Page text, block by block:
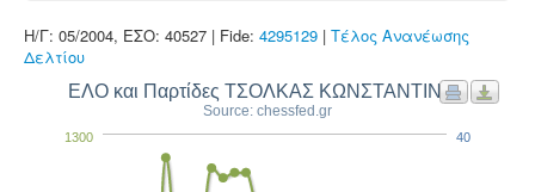
Η/Γ: 05/2004, ΕΣΟ: 40527 | Fide: 4295129 | Τέλος Ανανέωσης
Δελτίου
ΕΛΟ και Παρτίδες ΤΣΟΛΚΑΣ ΚΩΝΣΤΑΝΤΙΝΟΣ
Source: chessfed.gr
1300 40